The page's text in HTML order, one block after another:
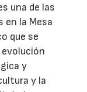
una de las
en la Mesa
que se
y
y la